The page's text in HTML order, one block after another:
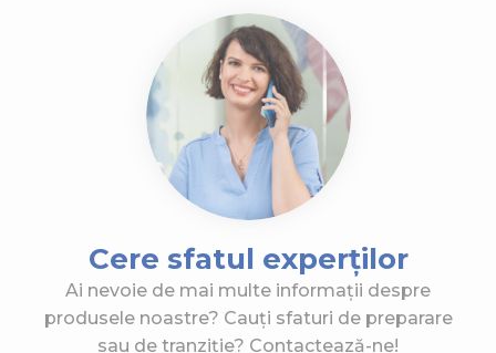
Cere sfatul experților
Ai nevoie de mai multe informații despre
produsele noastre? Cauți sfaturi de preparare
sau de tranziție? Contactează-ne!